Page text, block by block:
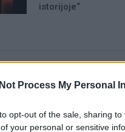
Process My Personal
opt-out of the sale, sharing
your personal or sensitive
istorijoje“